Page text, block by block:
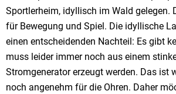
Sportlerheim, idyllisch im Wald gelegen.
für Bewegung und Spiel. Die idyllische
einen entscheidenden Nachteil: Es gibt
muss leider immer noch aus einem
Stromgenerator erzeugt werden. Das ist
noch angenehm für die Ohren. Daher